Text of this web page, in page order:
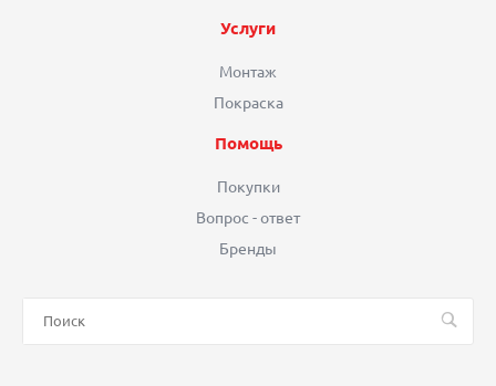
Услуги
Монтаж
Покраска
Помощь
Покупки
Вопрос - ответ
Бренды